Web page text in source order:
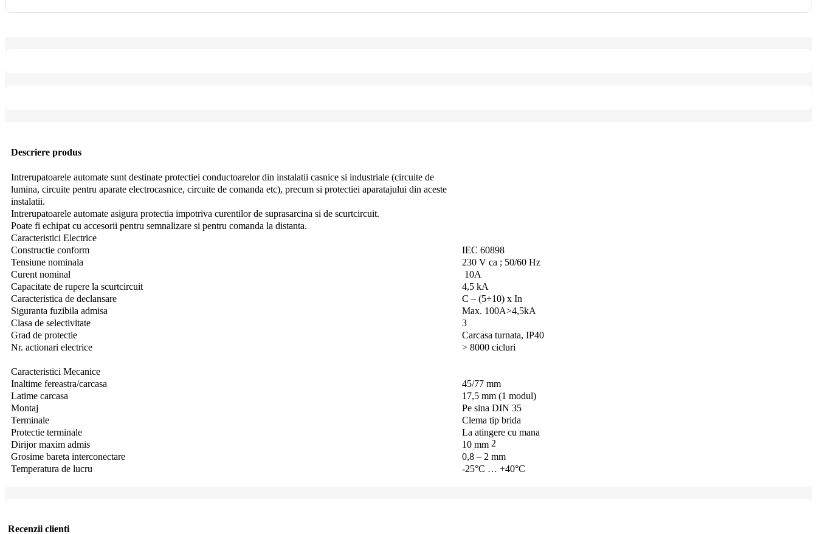
Descriere produs
Intrerupatoarele automate sunt destinate protectiei conductoarelor din instalatii casnice si industriale (circuite de
lumina, circuite pentru aparate electrocasnice, circuite de comanda etc), precum si protectiei aparatajului din aceste
instalatii.
Intrerupatoarele automate asigura protectia impotriva curentilor de suprasarcina si de scurtcircuit.
Poate fi echipat cu accesorii pentru semnalizare si pentru comanda la distanta.
Caracteristici Electrice
Constructie conform
IEC 60898
Tensiune nominala
230 V ca ; 50/60 Hz
Curent nominal
10A
Capacitate de rupere la scurtcircuit
4,5 kA
Caracteristica de declansare
C – (5÷10) x In
Siguranta fuzibila admisa
Max. 100A>4,5kA
Clasa de selectivitate
3
Grad de protectie
Carcasa turnata, IP40
Nr. actionari electrice > 8000 cicluri
Caracteristici Mecanice
Inaltime fereastra/carcasa
45/77 mm
Latime carcasa
17,5 mm (1 modul)
Montaj
Pe sina DIN 35
Terminale
Clema tip brida
Protectie terminale
La atingere cu mana
Dirijor maxim admis
10 mm 2
Grosime bareta interconectare
0,8 – 2 mm
Temperatura de lucru
-25°C … +40°C
Recenzii clienti